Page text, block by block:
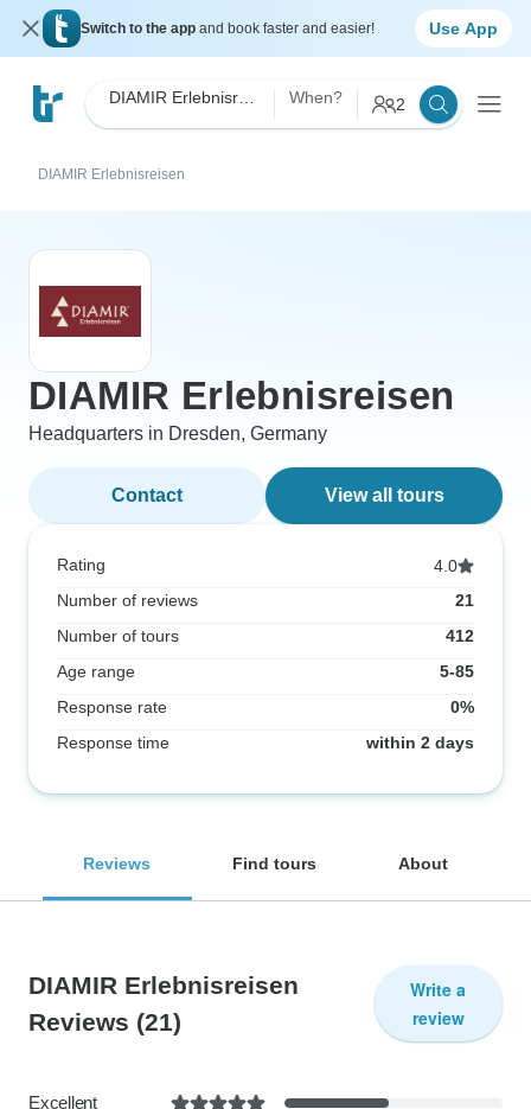
Switch to the app and book faster and easier! Use App
When? 2
DIAMIR Erlebnisreisen
DIAMIR Erlebnisreisen
Headquarters in Dresden, Germany
Contact View all tours
Rating
4.0
Number of reviews
21
Number of tours
412
Age range
5-85
Response rate
0%
Response time
within 2 days
Reviews Find tours About
DIAMIR Erlebnisreisen
Reviews (21)
Write a
review
Excellent